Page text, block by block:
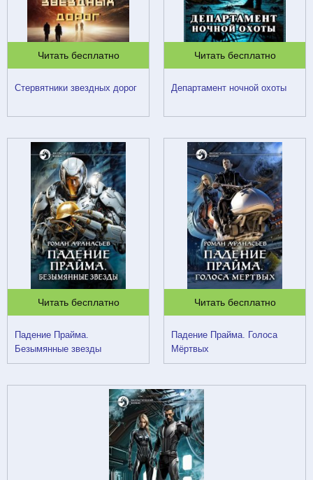
Читать бесплатно
Стервятники звездных дорог
Читать бесплатно
Департамент ночной охоты
Читать бесплатно
Падение Прайма.
Безымянные звезды
Читать бесплатно
Падение Прайма. Голоса
Мёртвых